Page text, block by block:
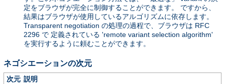
定をブラウザが完全に制御することができます。 ですから、
結果はブラウザが使用しているアルゴリズムに依存します。
Transparent negotiation の処理の過程で、ブラウザは RFC
2296 で 定義されている 'remote variant selection algorithm'
を実行するように頼むことができます。
ネゴシエーションの次元
次元 説明